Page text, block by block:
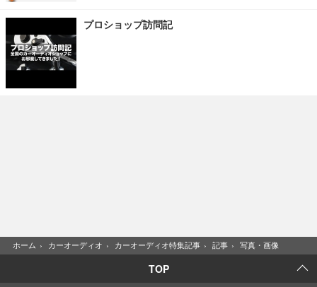
プロショップ訪問記
ホーム › カーオーディオ › カーオーディオ特集記事 › 記事 › 写真・画像
TOP